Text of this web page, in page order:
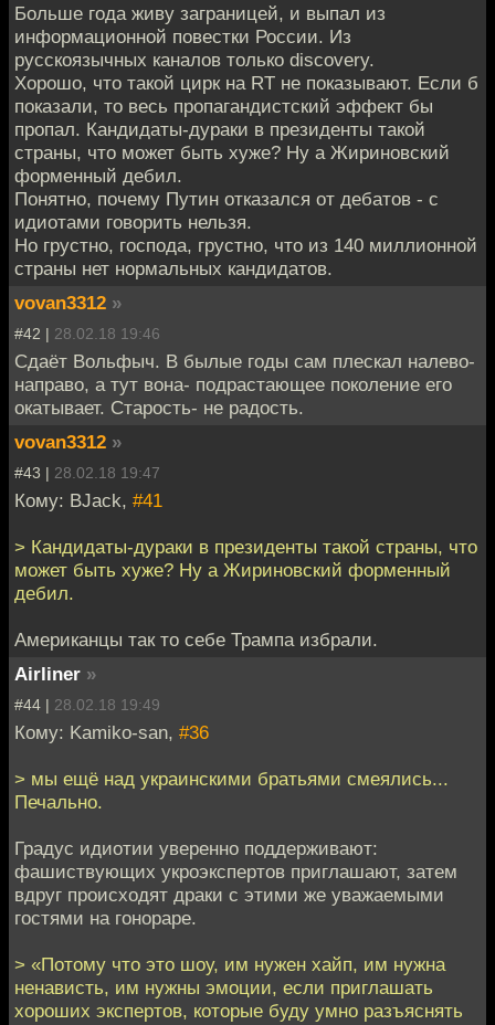
Больше года живу заграницей, и выпал из
информационной повестки России. Из
русскоязычных каналов только discovery.
Хорошо, что такой цирк на RT не показывают. Если б
показали, то весь пропагандистский эффект бы
пропал. Кандидаты-дураки в президенты такой
страны, что может быть хуже? Ну а Жириновский
форменный дебил.
Понятно, почему Путин отказался от дебатов - с
идиотами говорить нельзя.
Но грустно, господа, грустно, что из 140 миллионной
страны нет нормальных кандидатов.
vovan3312 »
#42 | 28.02.18 19:46
Сдаёт Вольфыч. В былые годы сам плескал налево-
направо, а тут вона- подрастающее поколение его
окатывает. Старость- не радость.
vovan3312 »
#43 | 28.02.18 19:47
Кому: BJack, #41
> Кандидаты-дураки в президенты такой страны, что
может быть хуже? Ну а Жириновский форменный
дебил.
Американцы так то себе Трампа избрали.
Airliner »
#44 | 28.02.18 19:49
Кому: Kamiko-san, #36
> мы ещё над украинскими братьями смеялись...
Печально.
Градус идиотии уверенно поддерживают:
фашиствующих укроэкспертов приглашают, затем
вдруг происходят драки с этими же уважаемыми
гостями на гонораре.
> «Потому что это шоу, им нужен хайп, им нужна
ненависть, им нужны эмоции, если приглашать
хороших экспертов, которые буду умно разъяснять